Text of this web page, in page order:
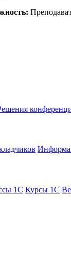
1С Курсы 1С